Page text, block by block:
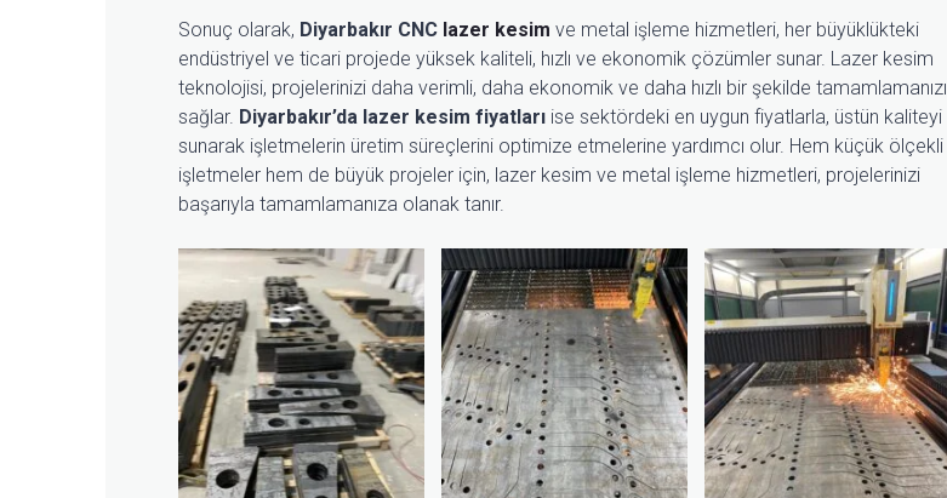
Sonuç olarak, Diyarbakır CNC lazer kesim ve metal işleme hizmetleri, her büyüklükteki
endüstriyel ve ticari projede yüksek kaliteli, hızlı ve ekonomik çözümler sunar. Lazer kesim
teknolojisi, projelerinizi daha verimli, daha ekonomik ve daha hızlı bir şekilde tamamlamanızı
sağlar. Diyarbakır’da lazer kesim fiyatları ise sektördeki en uygun fiyatlarla, üstün kaliteyi
sunarak işletmelerin üretim süreçlerini optimize etmelerine yardımcı olur. Hem küçük ölçekli
işletmeler hem de büyük projeler için, lazer kesim ve metal işleme hizmetleri, projelerinizi
başarıyla tamamlamanıza olanak tanır.